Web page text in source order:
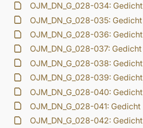
OJM_DN_G_028-034: Gedicht
OJM_DN_G_028-035: Gedicht
OJM_DN_G_028-036: Gedicht
OJM_DN_G_028-037: Gedicht
OJM_DN_G_028-038: Gedicht
OJM_DN_G_028-039: Gedicht
OJM_DN_G_028-040: Gedicht
OJM_DN_G_028-041: Gedicht
OJM_DN_G_028-042: Gedicht